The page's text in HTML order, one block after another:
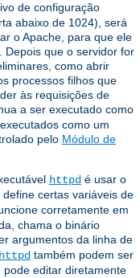
de configuração
abaixo de 1024), será
o Apache, para que ele
Depois que o servidor for
como abrir
processos filhos que
às requisições de
a ser executado como
como um
pelo Módulo de
httpd é usar o
define certas variáveis ​​de
corretamente em
chama o binário
argumentos da linha de
httpd também podem ser
pode editar diretamente